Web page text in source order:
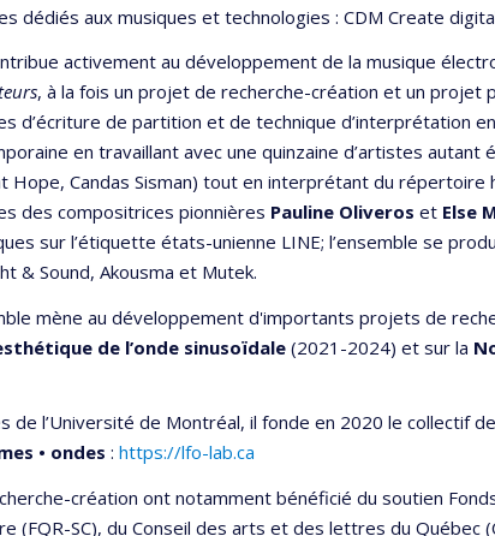
dédiés aux musiques et technologies : CDM Create
activement au développement de la musique
, à la fois un projet de recherche-création et un projet
d’écriture de partition et de technique d’interprétation
en travaillant avec une quinzaine d’artistes autant
Hope, Candas Sisman) tout en interprétant du répertoire
des compositrices pionnières Pauline Oliveros et Else
sur l’étiquette états-unienne LINE; l’ensemble se
& Sound, Akousma et Mutek.
mène au développement d'importants projets de
de l’onde sinusoïdale (2021-2024) et sur la
de l’Université de Montréal, il fonde en 2020 le collectif
• ondes : https://lfo-lab.ca
création ont notamment bénéficié du soutien
(FQR-SC), du Conseil des arts et des lettres du Québec